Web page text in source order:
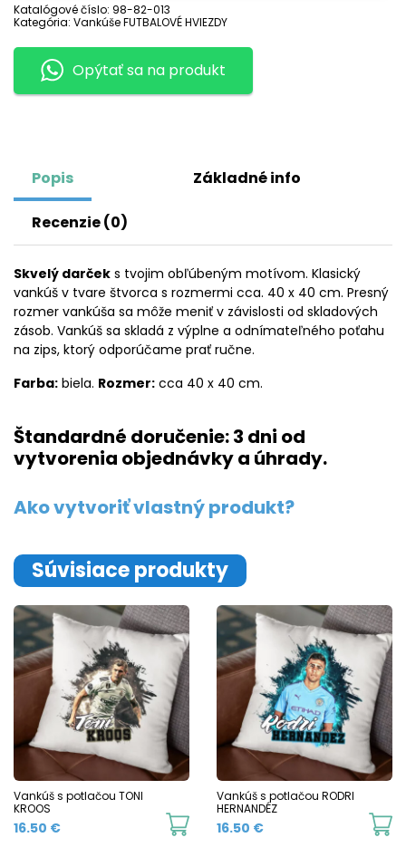
potlačou
LAUTARO
MARTINEZ
Katalógové číslo: 98-82-013
Kategória: Vankúše FUTBALOVÉ HVIEZDY
Opýtať sa na produkt
Popis Základné info
Recenzie (0)
Skvelý darček s tvojim obľúbeným motívom. Klasický
vankúš v tvare štvorca s rozmermi cca. 40 x 40 cm. Presný
rozmer vankúša sa môže meniť v závislosti od skladových
zásob. Vankúš sa skladá z výplne a odnímateľného poťahu
na zips, ktorý odporúčame prať ručne.
Farba: biela. Rozmer: cca 40 x 40 cm.
Štandardné doručenie: 3 dni od
vytvorenia objednávky a úhrady.
Ako vytvoriť vlastný produkt?
Súvisiace produkty
Vankúš s potlačou TONI
KROOS
16.50 €
Vankúš s potlačou RODRI
HERNANDÉZ
16.50 €